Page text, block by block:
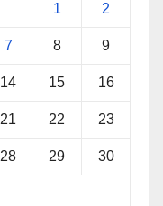
1 2
7 8 9
14 15 16
21 22 23
28 29 30